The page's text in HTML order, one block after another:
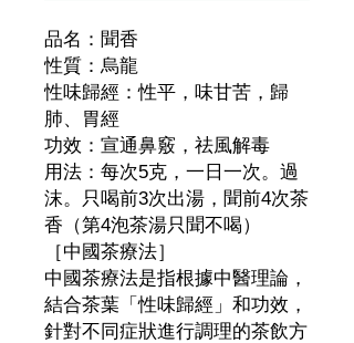
品名：聞香
性質：烏龍
性味歸經：性平，味甘苦，歸
肺、胃經
功效：宣通鼻竅，祛風解毒
用法：每次5克，一日一次。過
沫。只喝前3次出湯，聞前4次茶
香（第4泡茶湯只聞不喝）
［中國茶療法］
中國茶療法是指根據中醫理論，
結合茶葉「性味歸經」和功效，
針對不同症狀進行調理的茶飲方